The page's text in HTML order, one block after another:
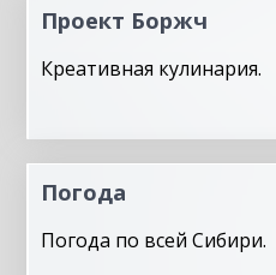
Проект Боржч
Креативная кулинария.
Погода
Погода по всей Сибири.